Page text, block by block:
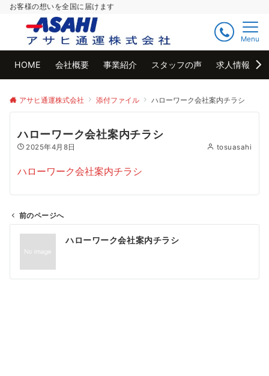
お客様の想いを全国に届けます
Menu
HOME 会社概要 事業紹介 スタッフの声 求人情報
アサヒ通運株式会社 添付ファイル ハローワーク会社案内チラシ
ハローワーク会社案内チラシ
2025年4月8日 tosuasahi
ハローワーク会社案内チラシ
ビ
前のページへ
ハローワーク会社案内チラシ